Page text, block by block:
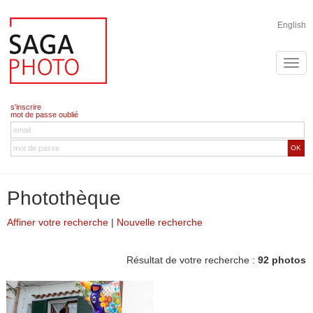
English
s'inscrire
mot de passe oublié
OK
Photothèque
Affiner votre recherche | Nouvelle recherche
Résultat de votre recherche : 92 photos